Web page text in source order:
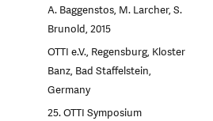
A. Baggenstos, M. Larcher, S.
Brunold, 2015
OTTI e.V., Regensburg, Kloster
Banz, Bad Staffelstein,
Germany
25. OTTI Symposium